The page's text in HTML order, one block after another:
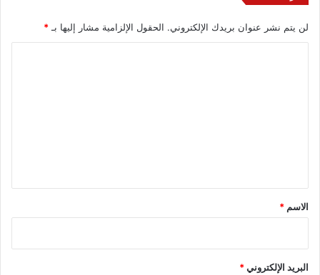
لن يتم نشر عنوان بريدك الإلكتروني. الحقول الإلزامية مشار إليها بـ*
*
الاسم *
البريد الإلكتروني*